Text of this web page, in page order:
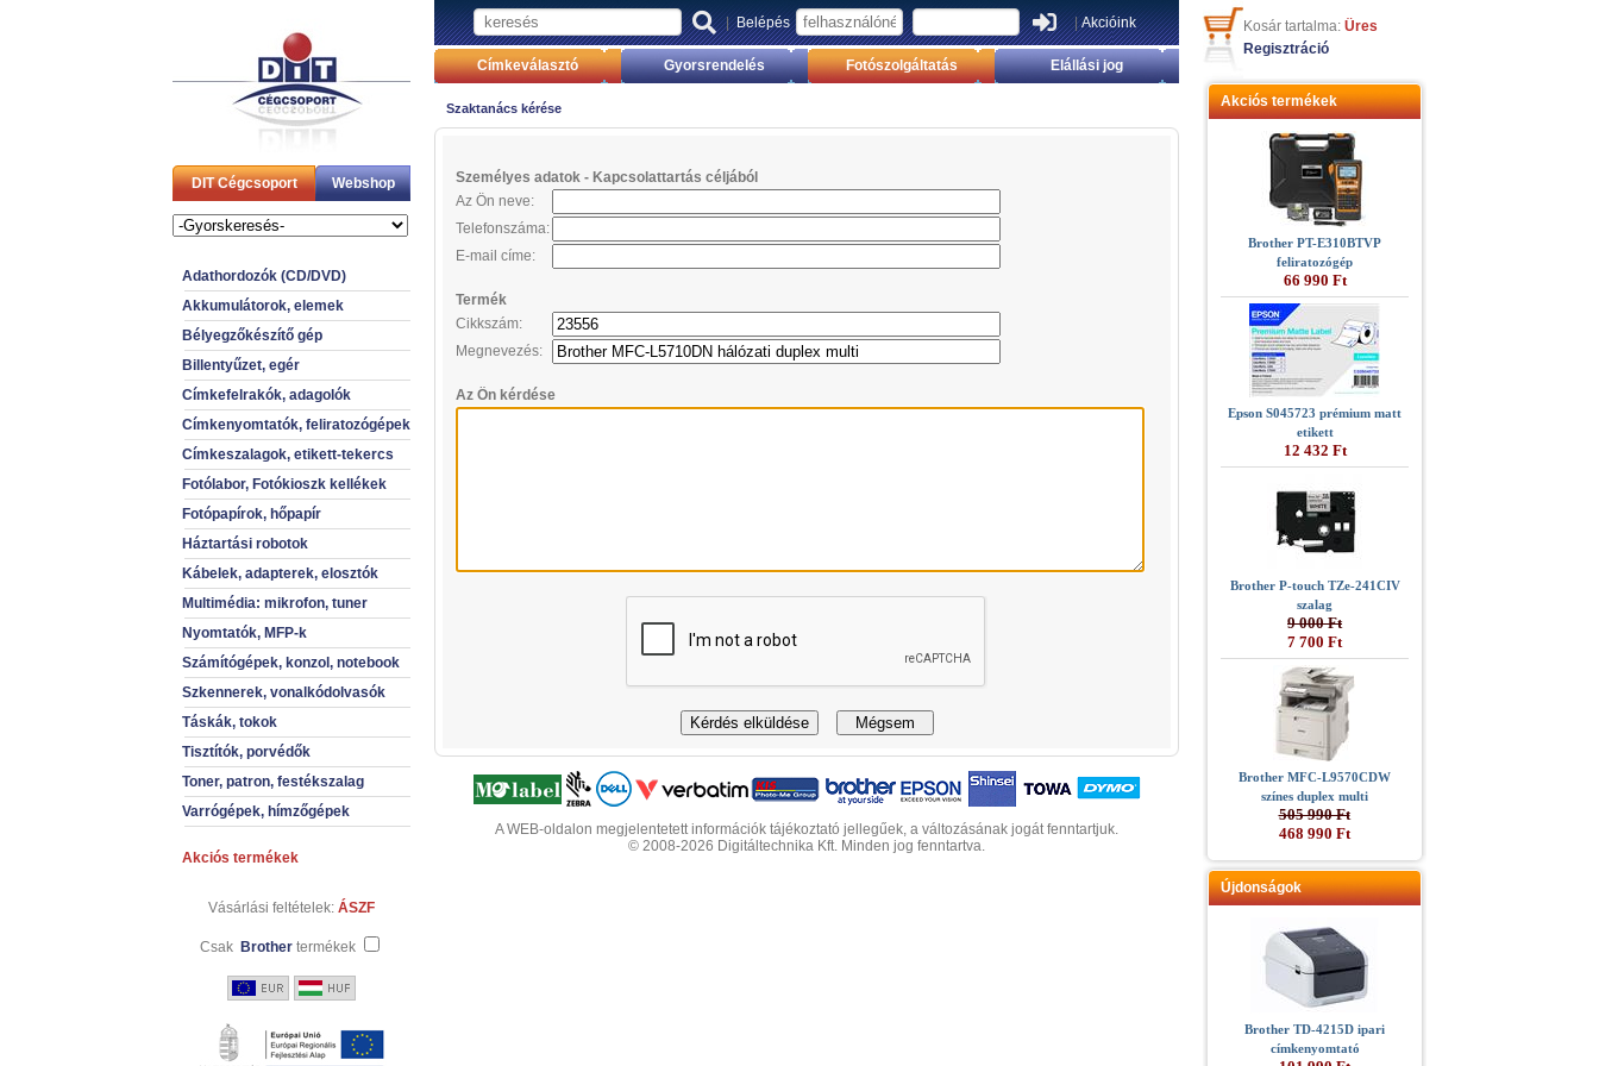
DIT Cégcsoport Webshop
Adathordozók (CD/DVD)
Akkumulátorok, elemek
Bélyegzőkészítő gép
Billentyűzet, egér
Címkefelrakók, adagolók
Címkenyomtatók, feliratozógépek
Címkeszalagok, etikett-tekercs
Fotólabor, Fotókioszk kellékek
Fotópapírok, hőpapír
Háztartási robotok
Kábelek, adapterek, elosztók
Multimédia: mikrofon, tuner
Nyomtatók, MFP-k
Számítógépek, konzol, notebook
Szkennerek, vonalkódolvasók
Táskák, tokok
Tisztítók, porvédők
Toner, patron, festékszalag
Varrógépek, hímzőgépek
Akciós termékek
Vásárlási feltételek: ÁSZF
Csak Brother termékek
|Belépés |Akcióink
Címkeválasztó Gyorsrendelés Fotószolgáltatás Elállási jog
Szaktanács kérése
Személyes adatok - Kapcsolattartás céljából
Az Ön neve:
Telefonszáma:
E-mail címe:
Termék
Cikkszám:
Megnevezés:
Az Ön kérdése
A WEB-oldalon megjelentetett információk tájékoztató jellegűek, a változásának jogát fenntartjuk.
© 2008-2026 Digitáltechnika Kft. Minden jog fenntartva.
Kosár tartalma: Üres
Regisztráció
Akciós termékek
Brother PT-E310BTVP
feliratozógép
66 990 Ft
Epson S045723 prémium matt
etikett
12 432 Ft
Brother P-touch TZe-241CIV
szalag
9 000 Ft
7 700 Ft
Brother MFC-L9570CDW
színes duplex multi
505 990 Ft
468 990 Ft
Újdonságok
Brother TD-4215D ipari
címkenyomtató